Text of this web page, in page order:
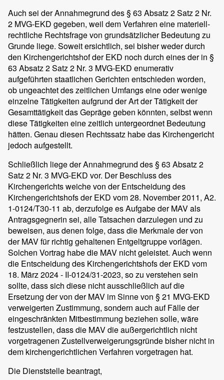
Auch sei der Annahmegrund des § 63 Absatz 2 Satz 2 Nr.
2 MVG-EKD gegeben, weil dem Verfahren eine materiell-
rechtliche Rechtsfrage von grundsätzlicher Bedeutung zu
Grunde liege. Soweit ersichtlich, sei bisher weder durch
den Kirchengerichtshof der EKD noch durch eines der in §
63 Absatz 2 Satz 2 Nr. 3 MVG-EKD enumerativ
aufgeführten staatlichen Gerichten entschieden worden,
ob ungeachtet des zeitlichen Umfangs eine oder wenige
einzelne Tätigkeiten aufgrund der Art der Tätigkeit der
Gesamttätigkeit das Gepräge geben könnten, selbst wenn
diese Tätigkeiten eine zeitlich untergeordnet Bedeutung
hätten. Genau diesen Rechtssatz habe das Kirchengericht
jedoch aufgestellt.
Schließlich liege der Annahmegrund des § 63 Absatz 2
Satz 2 Nr. 3 MVG-EKD vor. Der Beschluss des
Kirchengerichts weiche von der Entscheidung des
Kirchengerichtshofs der EKD vom 28. November 2011, A2.
1-0124/T30-11 ab, derzufolge es Aufgabe der MAV als
Antragsgegnerin sei, alle Tatsachen darzulegen und zu
beweisen, aus denen folge, dass die Merkmale der von
der MAV für richtig gehaltenen Entgeltgruppe vorlägen.
Solchen Vortrag habe die MAV nicht geleistet. Auch wenn
die Entscheidung des Kirchengerichtshofs der EKD vom
18. März 2024 - II-0124/31-2023, so zu verstehen sein
sollte, dass sich diese nicht ausschließlich auf die
Ersetzung der von der MAV im Sinne von § 21 MVG-EKD
verweigerten Zustimmung, sondern auch auf Fälle der
eingeschränkten Mitbestimmung beziehen solle, wäre
festzustellen, dass die MAV die außergerichtlich nicht
vorgetragenen Zustellverweigerungsgründe bisher nicht in
dem kirchengerichtlichen Verfahren vorgetragen hat.
Die Dienststelle beantragt,